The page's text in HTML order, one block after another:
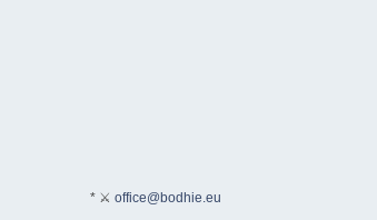
* ⚔ office@bodhie.eu